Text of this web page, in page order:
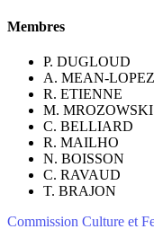
Membres
P. DUGLOUD
A. MEAN-LOPEZ
R. ETIENNE
M. MROZOWSKI
C. BELLIARD
R. MAILHO
N. BOISSON
C. RAVAUD
T. BRAJON
Commission Culture et